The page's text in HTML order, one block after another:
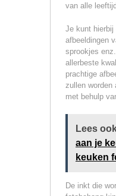
van alle
Je kunt hierbij
afbeeldingen
sprookjes
allerbeste
prachtige
zullen worden
met behulp
Lees
aan je
keuken
De inkt die